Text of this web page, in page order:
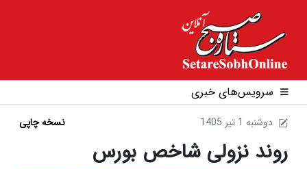
سرویس‌های خبری
1405 دوشنبه 1 تير نسخه چاپی
روند نزولی شاخص بورس